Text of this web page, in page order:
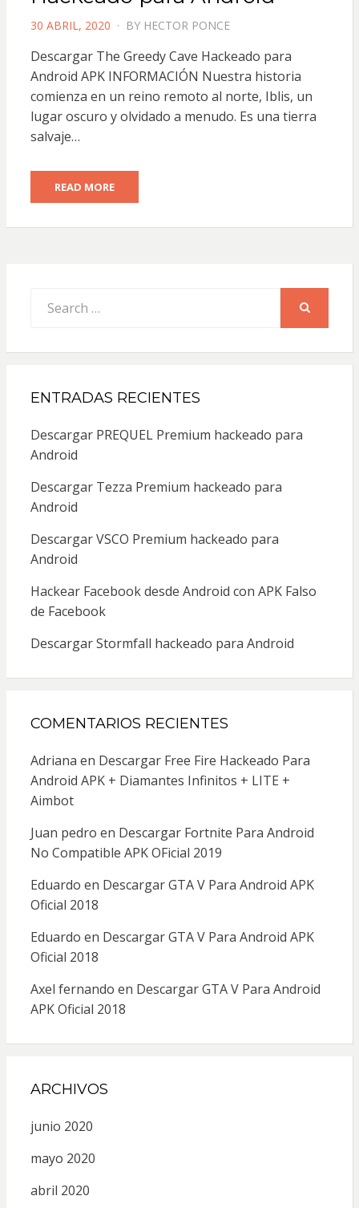
POSTED
30 ABRIL, 2020 BY HECTOR PONCE
Descargar The Greedy Cave Hackeado para
Android APK INFORMACIÓN Nuestra historia
comienza en un reino remoto al norte, Iblis, un
lugar oscuro y olvidado a menudo. Es una tierra
salvaje…
READ MORE
for:
ENTRADAS RECIENTES
Descargar PREQUEL Premium hackeado para
Android
Descargar Tezza Premium hackeado para
Android
Descargar VSCO Premium hackeado para
Android
Hackear Facebook desde Android con APK Falso
de Facebook
Descargar Stormfall hackeado para Android
COMENTARIOS RECIENTES
Adriana en Descargar Free Fire Hackeado Para
Android APK + Diamantes Infinitos + LITE +
Aimbot
Juan pedro en Descargar Fortnite Para Android
No Compatible APK OFicial 2019
Eduardo en Descargar GTA V Para Android APK
Oficial 2018
Eduardo en Descargar GTA V Para Android APK
Oficial 2018
Axel fernando en Descargar GTA V Para Android
APK Oficial 2018
ARCHIVOS
junio 2020
mayo 2020
abril 2020